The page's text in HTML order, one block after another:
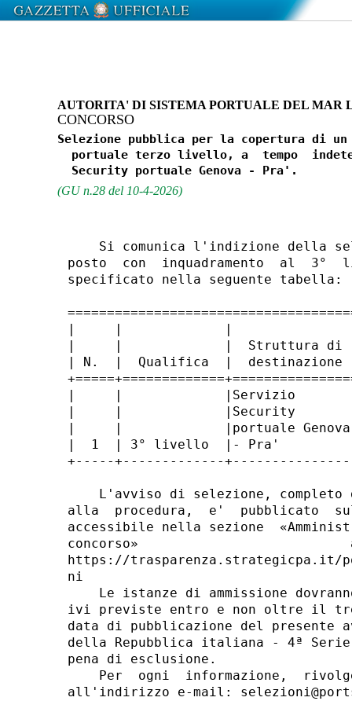
AUTORITA' DI SISTEMA PORTUALE DEL MAR
CONCORSO
Selezione pubblica per la copertura di
portuale terzo livello, a  tempo
(GU n.28 del 10-4-2026)
Si comunica l'indizione della
posto  con  inquadramento  al  3°
specificato nella seguente tabella:
|     |             |  Struttura di
| N.  |  Qualifica  |
|     |             |Servizio
|     |             |Security
|     |             |portuale
|  1  | 3° livello  |- Pra'
+-----+-------------
L'avviso di selezione, completo
alla  procedura,  e'  pubblicato
accessibile nella sezione
concorso»
https://trasparenza.strategicpa.it/
ni
Le istanze di ammissione
ivi previste entro e non oltre il
data di pubblicazione del
della Repubblica italiana - 4ª Serie
pena di esclusione.
Per  ogni  informazione,
all'indirizzo e-mail: